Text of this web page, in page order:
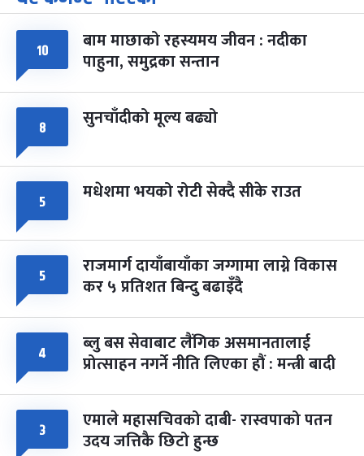
आइत चैत्र ७, २०८३-Mar 21, 2027
८
सोम
फागुपूर्णिमा
चैत्र ८, २०८३-Mar 22, 2027
७ महिना बाँकी
१० बाम माछाको रहस्यमय जीवन : नदीका
पाहुना, समुद्रका सन्तान
८ सुनचाँदीको मूल्य बढ्यो
५ मधेशमा भयको रोटी सेक्दै सीके राउत
५ राजमार्ग दायाँबायाँका जग्गामा लाग्ने विकास
कर ५ प्रतिशत बिन्दु बढाइँदै
४ ब्लु बस सेवाबाट लैंगिक असमानतालाई
प्रोत्साहन नगर्ने नीति लिएका हौं : मन्त्री बादी
३ एमाले महासचिवको दाबी- रास्वपाको पतन
उदय जत्तिकै छिटो हुन्छ